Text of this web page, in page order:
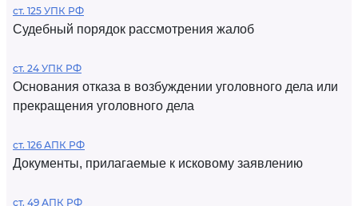
ст. 125 УПК РФ
Судебный порядок рассмотрения жалоб
ст. 24 УПК РФ
Основания отказа в возбуждении уголовного дела или
прекращения уголовного дела
ст. 126 АПК РФ
Документы, прилагаемые к исковому заявлению
ст. 49 АПК РФ